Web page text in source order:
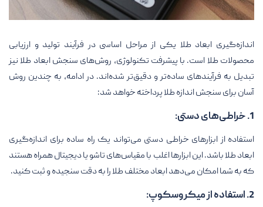
اندازه‌گیری ابعاد طلا یکی از مراحل اساسی در فرآیند تولید و ارزیابی
محصولات طلا است. با پیشرفت تکنولوژی، روش‌های سنجش ابعاد طلا نیز
تبدیل به فرآیندهای ساده‌تر و دقیق‌تر شده‌اند. در ادامه، به چندین روش
آسان برای سنجش اندازه طلا پرداخته خواهد شد:
1. خراطی‌های دستی:
استفاده از ابزارهای خراطی دستی می‌تواند یک راه ساده برای اندازه‌گیری
ابعاد طلا باشد. این ابزارها اغلب با مقیاس‌های تاشو یا دیجیتال همراه هستند
که به شما امکان می‌دهد ابعاد مختلف طلا را به دقت سنجیده و ثبت کنید.
2. استفاده از میکروسکوپ: